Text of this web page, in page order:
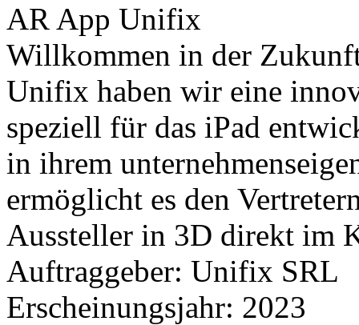
AR App Unifix
Willkommen in der
Unifix haben wir eine
speziell für das iPad
in ihrem
ermöglicht es den
Aussteller in 3D direkt im
Auftraggeber: Unifix SRL
Erscheinungsjahr: 2023